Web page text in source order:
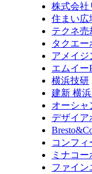
株式会社
住まい広
テクネ売
タクエー
アメイジ
エムイー
横浜技研
建新 横
オーシャ
デザイア
コンフィ
ミナコ
ファイン